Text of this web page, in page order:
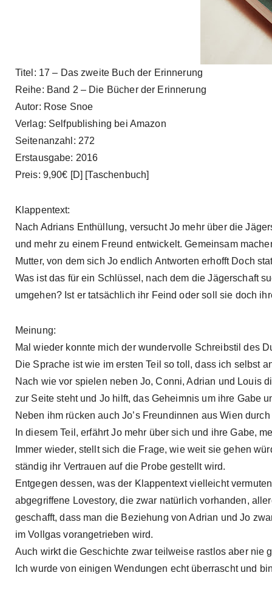
Titel: 17 – Das zweite Buch der Erinnerung
Reihe: Band 2 – Die Bücher der Erinnerung
Autor: Rose Snoe
Verlag: Selfpublishing bei Amazon
Seitenanzahl: 272
Erstausgabe: 2016
Preis: 9,90€ [D] [Taschenbuch]
Klappentext:
Nach Adrians Enthüllung, versucht Jo mehr über die
und mehr zu einem Freund entwickelt. Gemeinsam
Mutter, von dem sich Jo endlich Antworten erhofft Doch
Was ist das für ein Schlüssel, nach dem die Jägerschaft
umgehen? Ist er tatsächlich ihr Feind oder soll sie doch
Meinung:
Mal wieder konnte mich der wundervolle Schreibstil des
Die Sprache ist wie im ersten Teil so toll, dass ich selbst
Nach wie vor spielen neben Jo, Conni, Adrian und Louis
zur Seite steht und Jo hilft, das Geheimnis um ihre Gabe
Neben ihm rücken auch Jo’s Freundinnen aus Wien
In diesem Teil, erfährt Jo mehr über sich und ihre Gabe,
Immer wieder, stellt sich die Frage, wie weit sie gehen
ständig ihr Vertrauen auf die Probe gestellt wird.
Entgegen dessen, was der Klappentext vielleicht
abgegriffene Lovestory, die zwar natürlich vorhanden,
geschafft, dass man die Beziehung von Adrian und Jo
im Vollgas vorangetrieben wird.
Auch wirkt die Geschichte zwar teilweise rastlos aber nie
Ich wurde von einigen Wendungen echt überrascht und